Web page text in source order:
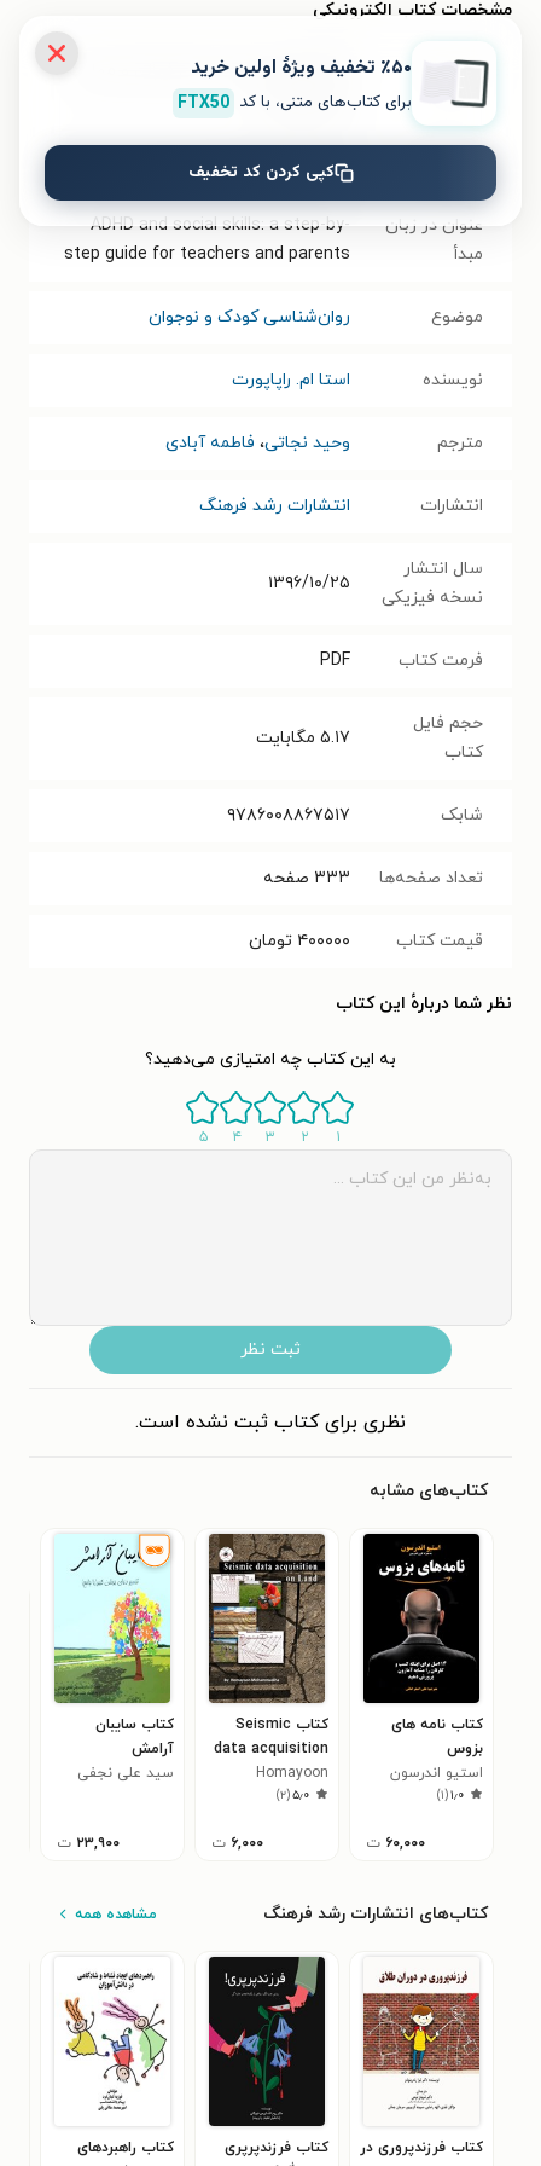
مشخصات کتاب الکترونیکی
نام کتاب
اختلال نقص توجه-بیش فعالی و مهارت
های اجتماعی
راهنمای گام به گام برای والدین و مربیان
عنوان در زبان
مبدأ
ADHD and social skills: a step-by-
step guide for teachers and parents
موضوع روان‌شناسی کودک و نوجوان
نویسنده استا ام. راپاپورت
مترجم وحید نجاتی، فاطمه آبادی
انتشارات انتشارات رشد فرهنگ
سال انتشار
نسخه فیزیکی
۱۳۹۶/۱۰/۲۵
فرمت کتاب PDF
حجم فایل
کتاب
۵.۱۷ مگابایت
شابک ۹۷۸۶۰۰۸۸۶۷۵۱۷
تعداد صفحه‌ها ۳۳۳ صفحه
قیمت کتاب ۴۰۰۰۰۰ تومان
نظر شما دربارهٔ این کتاب
به این کتاب چه امتیازی می‌دهید؟
۱ ۲ ۳ ۴ ۵
ثبت نظر
نظری برای کتاب ثبت نشده است.
کتاب‌های مشابه
کتاب نامه های
بزوس
استیو اندرسون
۱٫۰(۱)
۶۰,۰۰۰ ت
کتاب Seismic
data acquisition
on land
Homayoon
Mohammadiha
۵٫۰(۲)
۶,۰۰۰ ت
کتاب سایبان
آرامش
سید علی نجفی
۲۳,۹۰۰ ت
کتاب‌های انتشارات رشد فرهنگ مشاهده همه
کتاب فرزندپروری در
کتاب فرزندپرپری
کتاب راهبردهای
٪۵۰ تخفیف ویژۀ اولین خرید
برای کتاب‌های متنی، با کد FTX50
کپی کردن کد تخفیف